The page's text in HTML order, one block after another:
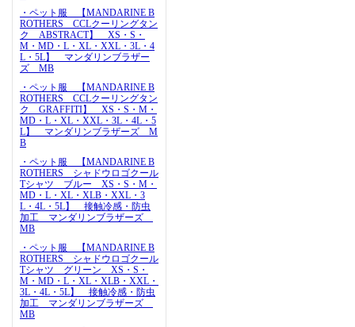
・ペット服 【MANDARINE B
ROTHERS CCLクーリングタン
ク ABSTRACT】 XS・S・
M・MD・L・XL・XXL・3L・4
L・5L】 マンダリンブラザー
ズ MB
・ペット服 【MANDARINE B
ROTHERS CCLクーリングタン
ク GRAFFITI】 XS・S・M・
MD・L・XL・XXL・3L・4L・5
L】 マンダリンブラザーズ M
B
・ペット服 【MANDARINE B
ROTHERS シャドウロゴクール
Tシャツ ブルー XS・S・M・
MD・L・XL・XLB・XXL・3
L・4L・5L】 接触冷感・防虫
加工 マンダリンブラザーズ
MB
・ペット服 【MANDARINE B
ROTHERS シャドウロゴクール
Tシャツ グリーン XS・S・
M・MD・L・XL・XLB・XXL・
3L・4L・5L】 接触冷感・防虫
加工 マンダリンブラザーズ
MB